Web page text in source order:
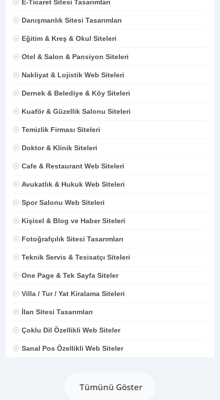
E-Ticaret Sitesi Tasarımları
Danışmanlık Sitesi Tasarımları
Eğitim & Kreş & Okul Siteleri
Otel & Salon & Pansiyon Siteleri
Nakliyat & Lojistik Web Siteleri
Dernek & Belediye & Köy Siteleri
Kuaför & Güzellik Salonu Siteleri
Temizlik Firması Siteleri
Doktor & Klinik Siteleri
Cafe & Restaurant Web Siteleri
Avukatlık & Hukuk Web Siteleri
Spor Salonu Web Siteleri
Kişisel & Blog ve Haber Siteleri
Fotoğrafçılık Sitesi Tasarımları
Teknik Servis & Tesisatçı Siteleri
One Page & Tek Sayfa Siteler
Villa / Tur / Yat Kiralama Siteleri
İlan Sitesi Tasarımları
Çoklu Dil Özellikli Web Siteler
Sanal Pos Özellikli Web Siteler
Tümünü Göster